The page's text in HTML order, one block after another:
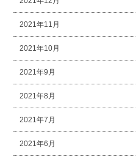
2021年11月
2021年10月
2021年9月
2021年8月
2021年7月
2021年6月